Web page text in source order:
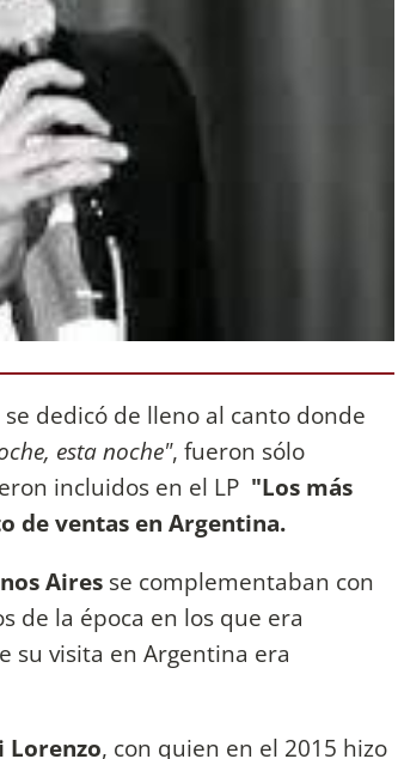
dedicó de lleno al canto donde
esta noche", fueron sólo
incluidos en el LP "Los más
de ventas en Argentina.
Aires se complementaban con
de la época en los que era
su visita en Argentina era
Lorenzo, con quien en el 2015 hizo